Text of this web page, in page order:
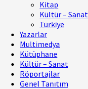
Kitap
Kültür – Sanat
Türkiye
Yazarlar
Multimedya
Kütüphane
Kültür – Sanat
Röportajlar
Genel Tanıtım